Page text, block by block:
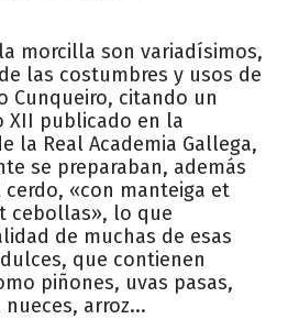
morcilla son variadísimos,
las costumbres y usos de
Cunqueiro, citando un
XII publicado en la
la Real Academia Gallega,
se preparaban, además
«con manteiga et
cebollas», lo que
de muchas de esas
que contienen
piñones, uvas pasas,
arroz...